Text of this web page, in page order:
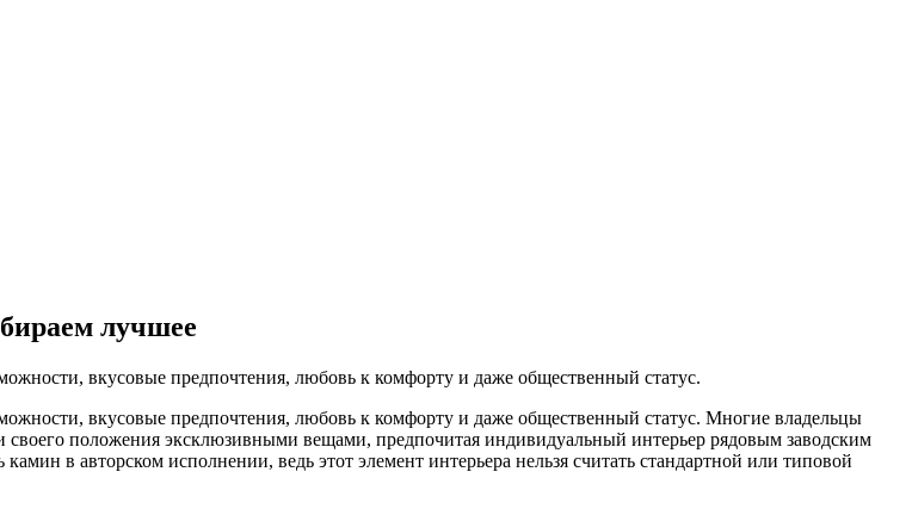
лучшее
вкусовые предпочтения, любовь к комфорту и даже общественный статус.
вкусовые предпочтения, любовь к комфорту и даже общественный статус. Многие владельцы
положения эксклюзивными вещами, предпочитая индивидуальный интерьер рядовым заводским
в авторском исполнении, ведь этот элемент интерьера нельзя считать стандартной или типовой